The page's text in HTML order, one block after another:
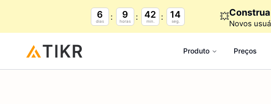
6
dias
9
horas
42
min.
12
seg. 💥
Novos
Produto Preços